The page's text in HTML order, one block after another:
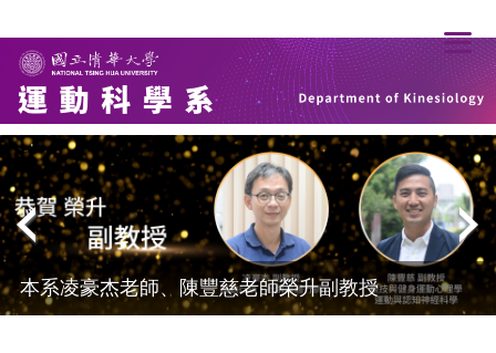
到
主
要
內
容
區
本系凌豪杰老師、陳豐慈老師榮升副教授